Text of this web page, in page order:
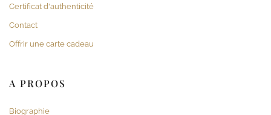
Certificat d'authenticité
Contact
Offrir une carte cadeau
A PROPOS
Biographie